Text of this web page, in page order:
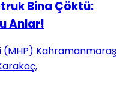
Bina Çöktü:
Anlar!